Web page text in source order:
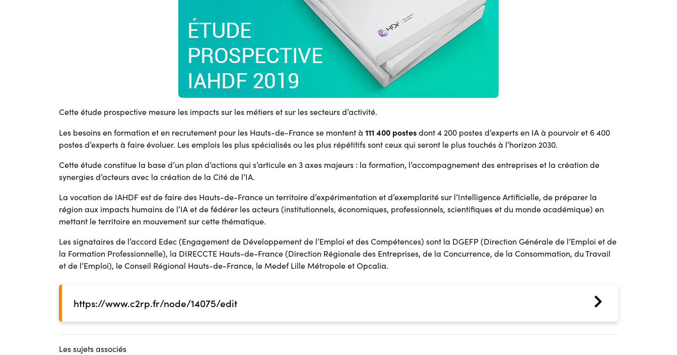
Cette étude prospective mesure les impacts sur les métiers et sur les secteurs d’activité.
Les besoins en formation et en recrutement pour les Hauts-de-France se montent à 111 400 postesdont 4 200 postes d’experts en IA à pourvoir et 6 400
postes d’experts à faire évoluer. Les emplois les plus spécialisés ou les plus répétitifs sont ceux qui seront le plus touchés à l’horizon 2030.
Cette étude constitue la base d’un plan d’actions qui s’articule en 3 axes majeurs : la formation, l’accompagnement des entreprises et la création de
synergies d’acteurs avec la création de la Cité de l’IA.
La vocation de IAHDF est de faire des Hauts-de-France un territoire d’expérimentation et d’exemplarité sur l’Intelligence Artificielle, de préparer la
région aux impacts humains de l’IA et de fédérer les acteurs (institutionnels, économiques, professionnels, scientifiques et du monde académique) en
mettant le territoire en mouvement sur cette thématique.
Les signataires de l’accord Edec (Engagement de Développement de l’Emploi et des Compétences) sont la DGEFP (Direction Générale de l’Emploi et de
la Formation Professionnelle), la DIRECCTE Hauts-de-France (Direction Régionale des Entreprises, de la Concurrence, de la Consommation, du Travail
et de l’Emploi), le Conseil Régional Hauts-de-France, le Medef Lille Métropole et Opcalia.
https://www.c2rp.fr/node/14075/edit
Les sujets associés